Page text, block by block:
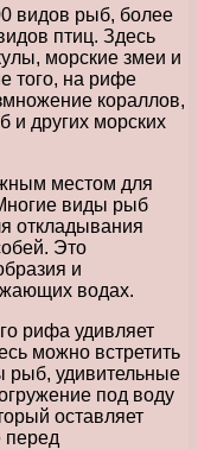
видов рыб, более
птиц. Здесь
морские змеи и
того, на рифе
кораллов,
и других морских
местом для
виды рыб
откладывания
Это
и
водах.
рифа удивляет
можно встретить
рыб, удивительные
под воду
оставляет
перед